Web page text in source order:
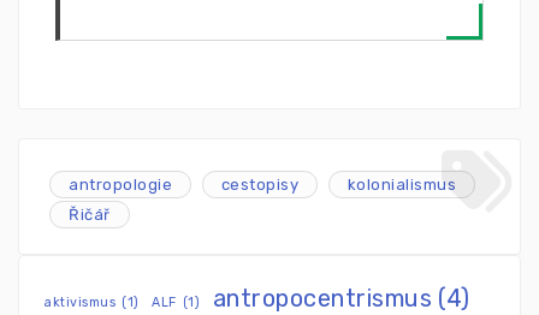
antropologie cestopisy
kolonialismus
Řičář
aktivismus (1) ALF (1) antropocentrismus (4)